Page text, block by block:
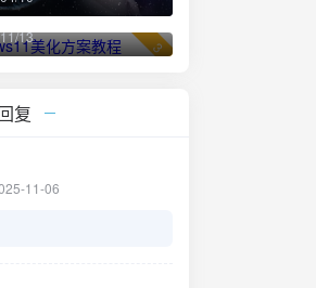
3
美化方案教程
13
复
11-06